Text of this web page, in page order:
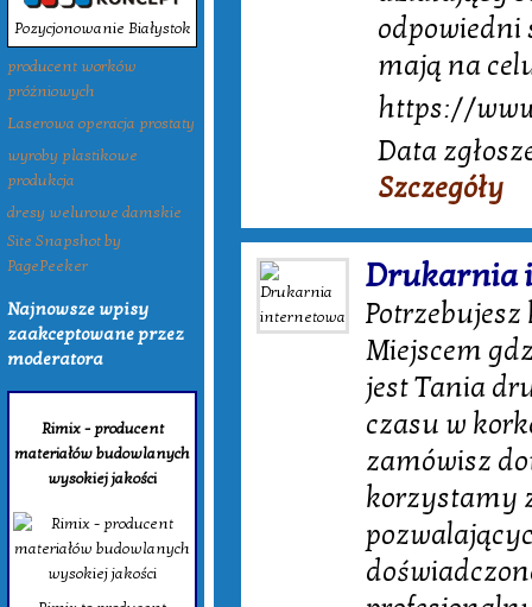
Pozycjonowanie Białystok
producent worków
próżniowych
Laserowa operacja prostaty
wyroby plastikowe
produkcja
dresy welurowe damskie
Site Snapshot by
PagePeeker
Najnowsze wpisy
zaakceptowane przez
moderatora
Rimix - producent
materiałów budowlanych
wysokiej jakości
odpowiedni
mają na
https://
Data
Szczegóły
Drukarnia
Miejscem
jest Tania
czasu w
zamówisz
korzystamy